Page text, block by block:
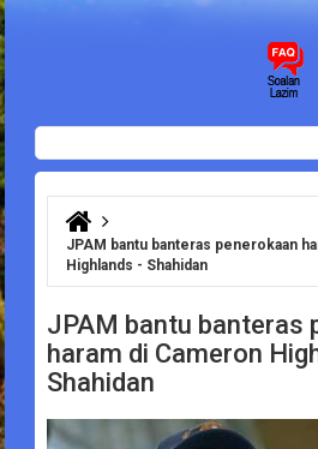
Borang carian
Anda di sini
JPAM bantu banteras penerokaan
Highlands - Shahidan
JPAM bantu banteras
haram di Cameron
Shahidan